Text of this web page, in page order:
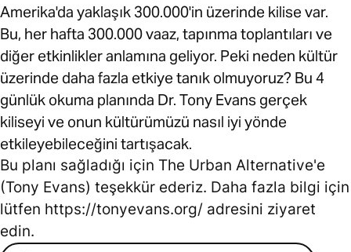
Amerika'da yaklaşık 300.000'in üzerinde kilise var.
Bu, her hafta 300.000 vaaz, tapınma toplantıları ve
diğer etkinlikler anlamına geliyor. Peki neden kültür
üzerinde daha fazla etkiye tanık olmuyoruz? Bu 4
günlük okuma planında Dr. Tony Evans gerçek
kiliseyi ve onun kültürümüzü nasıl iyi yönde
etkileyebileceğini tartışacak.
Bu planı sağladığı için The Urban Alternative'e
(Tony Evans) teşekkür ederiz. Daha fazla bilgi için
lütfen https://tonyevans.org/ adresini ziyaret
edin.